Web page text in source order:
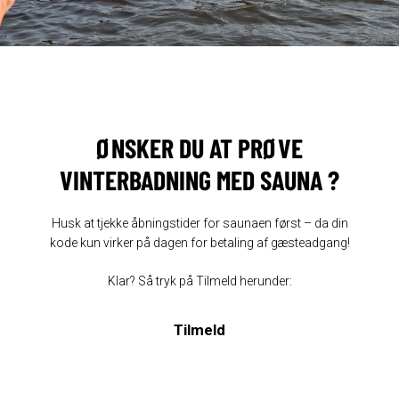
ØNSKER DU AT PRØVE
VINTERBADNING MED SAUNA ?
Husk at tjekke åbningstider for saunaen først – da din
kode kun virker på dagen for betaling af gæsteadgang!
Klar? Så tryk på Tilmeld herunder: